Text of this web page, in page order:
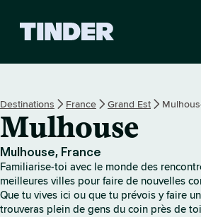
i
l
T
n
d
e
r
Destinations France Grand Est
Mulhouse
Mulhouse, France
Familiarise-toi avec le monde des
meilleures villes pour faire de nouvelles
Que tu vives ici ou que tu prévois y faire
trouveras plein de gens du coin près de